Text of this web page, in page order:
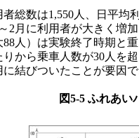
総数は1,550人、日平均
2月に利用者が大きく増
人）は実験終了時期と
から乗車人数が30人を
結びついたことが要因
図5-5 ふれあい